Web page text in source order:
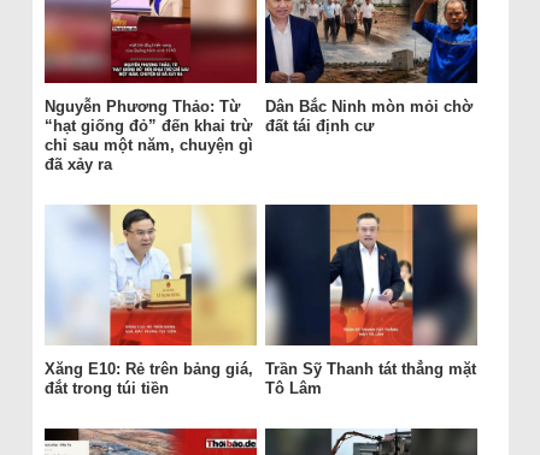
Nguyễn Phương Thảo: Từ
“hạt giống đỏ” đến khai trừ
chỉ sau một năm, chuyện gì
đã xảy ra
Dân Bắc Ninh mòn mỏi chờ
đất tái định cư
Xăng E10: Rẻ trên bảng giá,
đắt trong túi tiền
Trần Sỹ Thanh tát thẳng mặt
Tô Lâm